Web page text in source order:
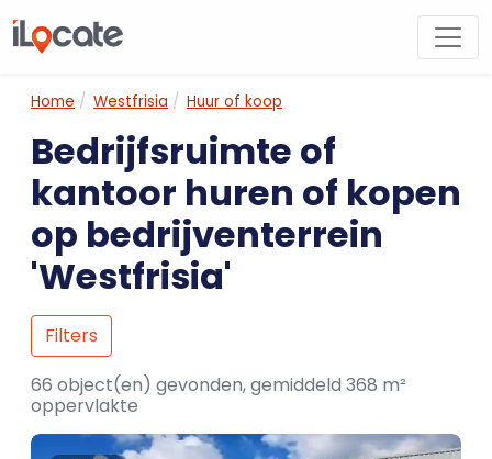
Home Westfrisia Huur of koop
Bedrijfsruimte of
kantoor huren of kopen
op bedrijventerrein
'Westfrisia'
Filters
66 object(en) gevonden, gemiddeld 368 m²
oppervlakte